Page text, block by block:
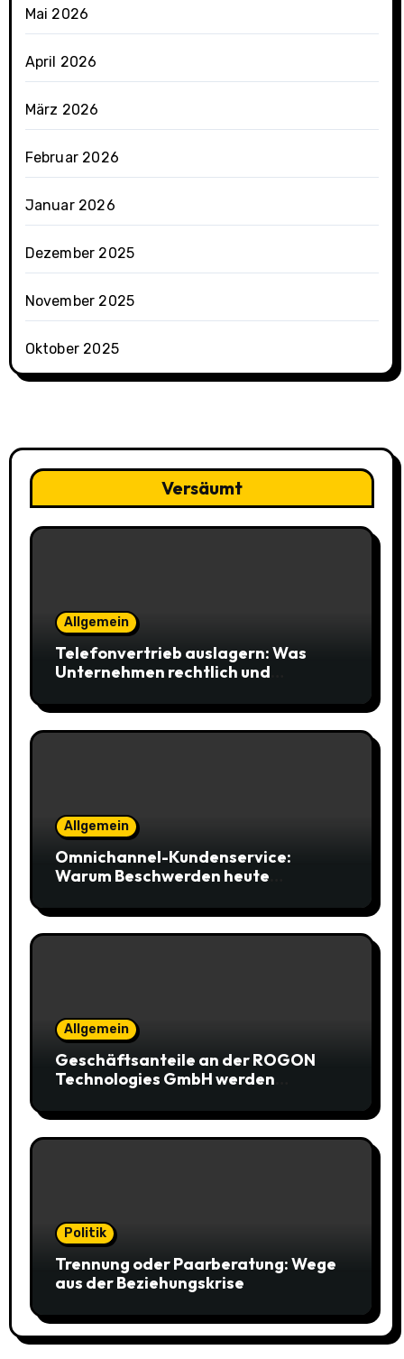
Mai 2026
April 2026
März 2026
Februar 2026
Januar 2026
Dezember 2025
November 2025
Oktober 2025
Versäumt
Allgemein
Telefonvertrieb auslagern: Was
Unternehmen rechtlich und
Allgemein
Omnichannel-Kundenservice:
Warum Beschwerden heute
Allgemein
Geschäftsanteile an der ROGON
Technologies GmbH werden
Politik
Trennung oder Paarberatung: Wege
aus der Beziehungskrise